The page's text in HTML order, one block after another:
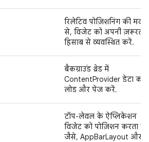
रिलेटिव पोज़िशनिंग की मदद
से, विजेट को अपनी ज़रूरत
हिसाब से व्यवस्थित करें.
बैकग्राउंड थ्रेड में
ContentProvider डेटा को
लोड और पेज करें.
टॉप-लेवल के ऐप्लिकेशन
विजेट को पोज़िशन करता है.
जैसे, AppBarLayout और